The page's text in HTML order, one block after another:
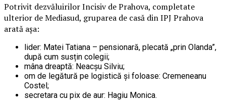
Potrivit dezvăluirilor Incisiv de Prahova, completate
ulterior de Mediasud, gruparea de casă din IPJ Prahova
arată așa:
lider: Matei Tatiana – pensionară, plecată „prin Olanda”,
după cum susțin colegii;
mâna dreaptă: Neacșu Silviu;
om de legătură pe logistică și foloase: Cremeneanu
Costel;
secretara cu pix de aur: Hagiu Monica.